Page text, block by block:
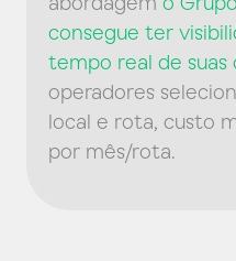
consegue ter
tempo real de suas
operadores
local e rota, custo
por mês/rota.